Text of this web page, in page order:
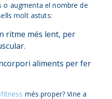
o augmenta el nombre de
molt astuts:
ritme més lent, per
aliments per fer
més proper? Vine a